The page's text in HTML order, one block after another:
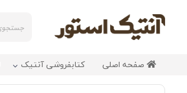
صفحه اصلی کتابفروشی آنتیک